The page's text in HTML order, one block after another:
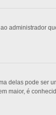
administrador
delas pode ser
maior, é